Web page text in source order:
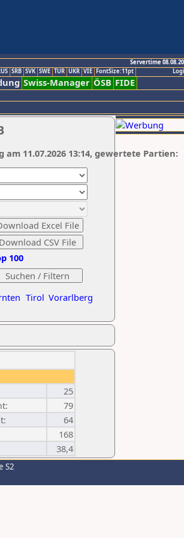
Servertime
SRB SVK SWE TUR UKR VIE FontSize:11pt
Swiss-Manager ÖSB FIDE
Tirol Vorarlberg
100
am 11.07.2026 13:14, gewertete Partien:
25
79
64
168
38,4
S2